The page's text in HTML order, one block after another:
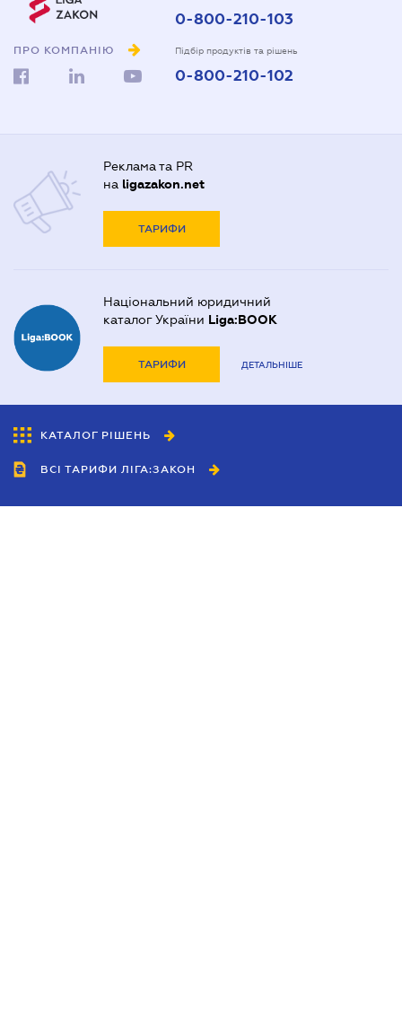
ПРО КОМПАНІЮ
0-800-210-103
Підбір продуктів та рішень
0-800-210-102
Реклама та PR
на ligazakon.net
ТАРИФИ
Національний юридичний
каталог України Liga:BOOK
ТАРИФИ ДЕТАЛЬНІШЕ
КАТАЛОГ РІШЕНЬ
ВСІ ТАРИФИ ЛІГА:ЗАКОН